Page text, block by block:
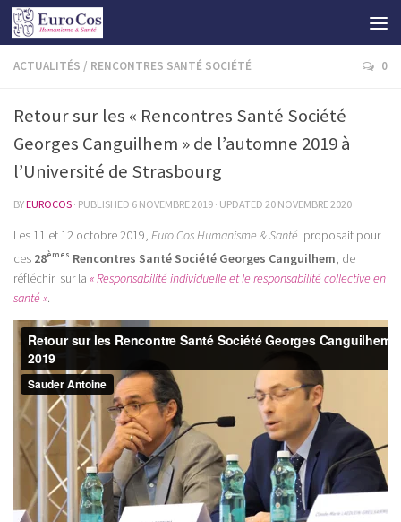
ACTUALITÉS / RENCONTRES SANTÉ SOCIÉTÉ 0
Retour sur les « Rencontres Santé Société
Georges Canguilhem » de l’automne 2019 à
l’Université de Strasbourg
BYEUROCOS · PUBLISHED 6 NOVEMBRE 2019 · UPDATED 20 NOVEMBRE 2020
Les 11 et 12 octobre 2019, Euro Cos Humanisme & Santé proposait pour
ces 28èmes Rencontres Santé Société Georges Canguilhem, de
réfléchir sur la « Responsabilité individuelle et le responsabilité collective en
santé ».